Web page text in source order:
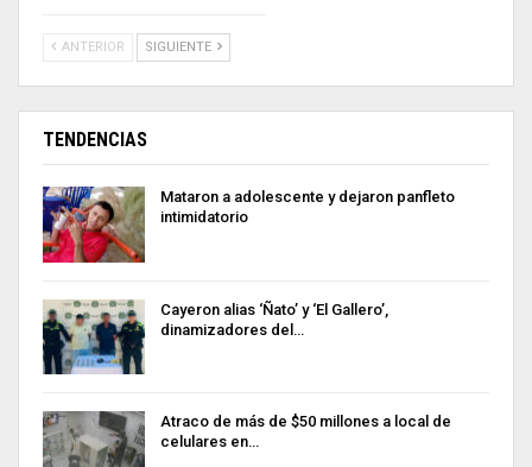
ANTERIOR SIGUIENTE
TENDENCIAS
Mataron a adolescente y dejaron panfleto
intimidatorio
Cayeron alias ‘Ñato’ y ‘El Gallero’,
dinamizadores del…
Atraco de más de $50 millones a local de
celulares en…